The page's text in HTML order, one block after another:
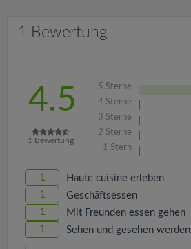
1 Bewertung
4.5
1 Bewertung
5 Sterne
4 Sterne
3 Sterne
2 Sterne
1 Stern
1 Haute cuisine erleben
1 Geschäftsessen
1 Mit Freunden essen gehen
1 Sehen und gesehen werden